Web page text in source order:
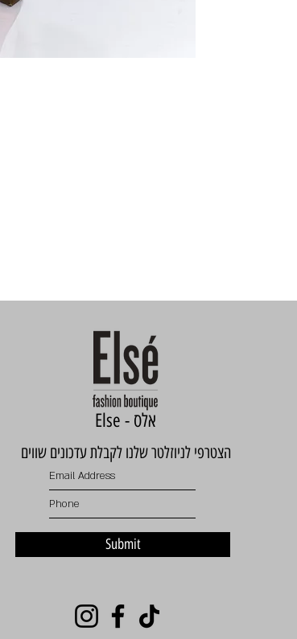
Else - אלס
הצטרפי לניוזלטר שלנו לקבלת עדכונים שווים
Submit